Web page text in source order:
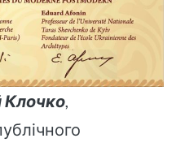
Клочко,